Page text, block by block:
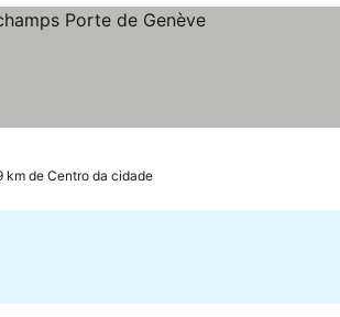
km de Centro da cidade